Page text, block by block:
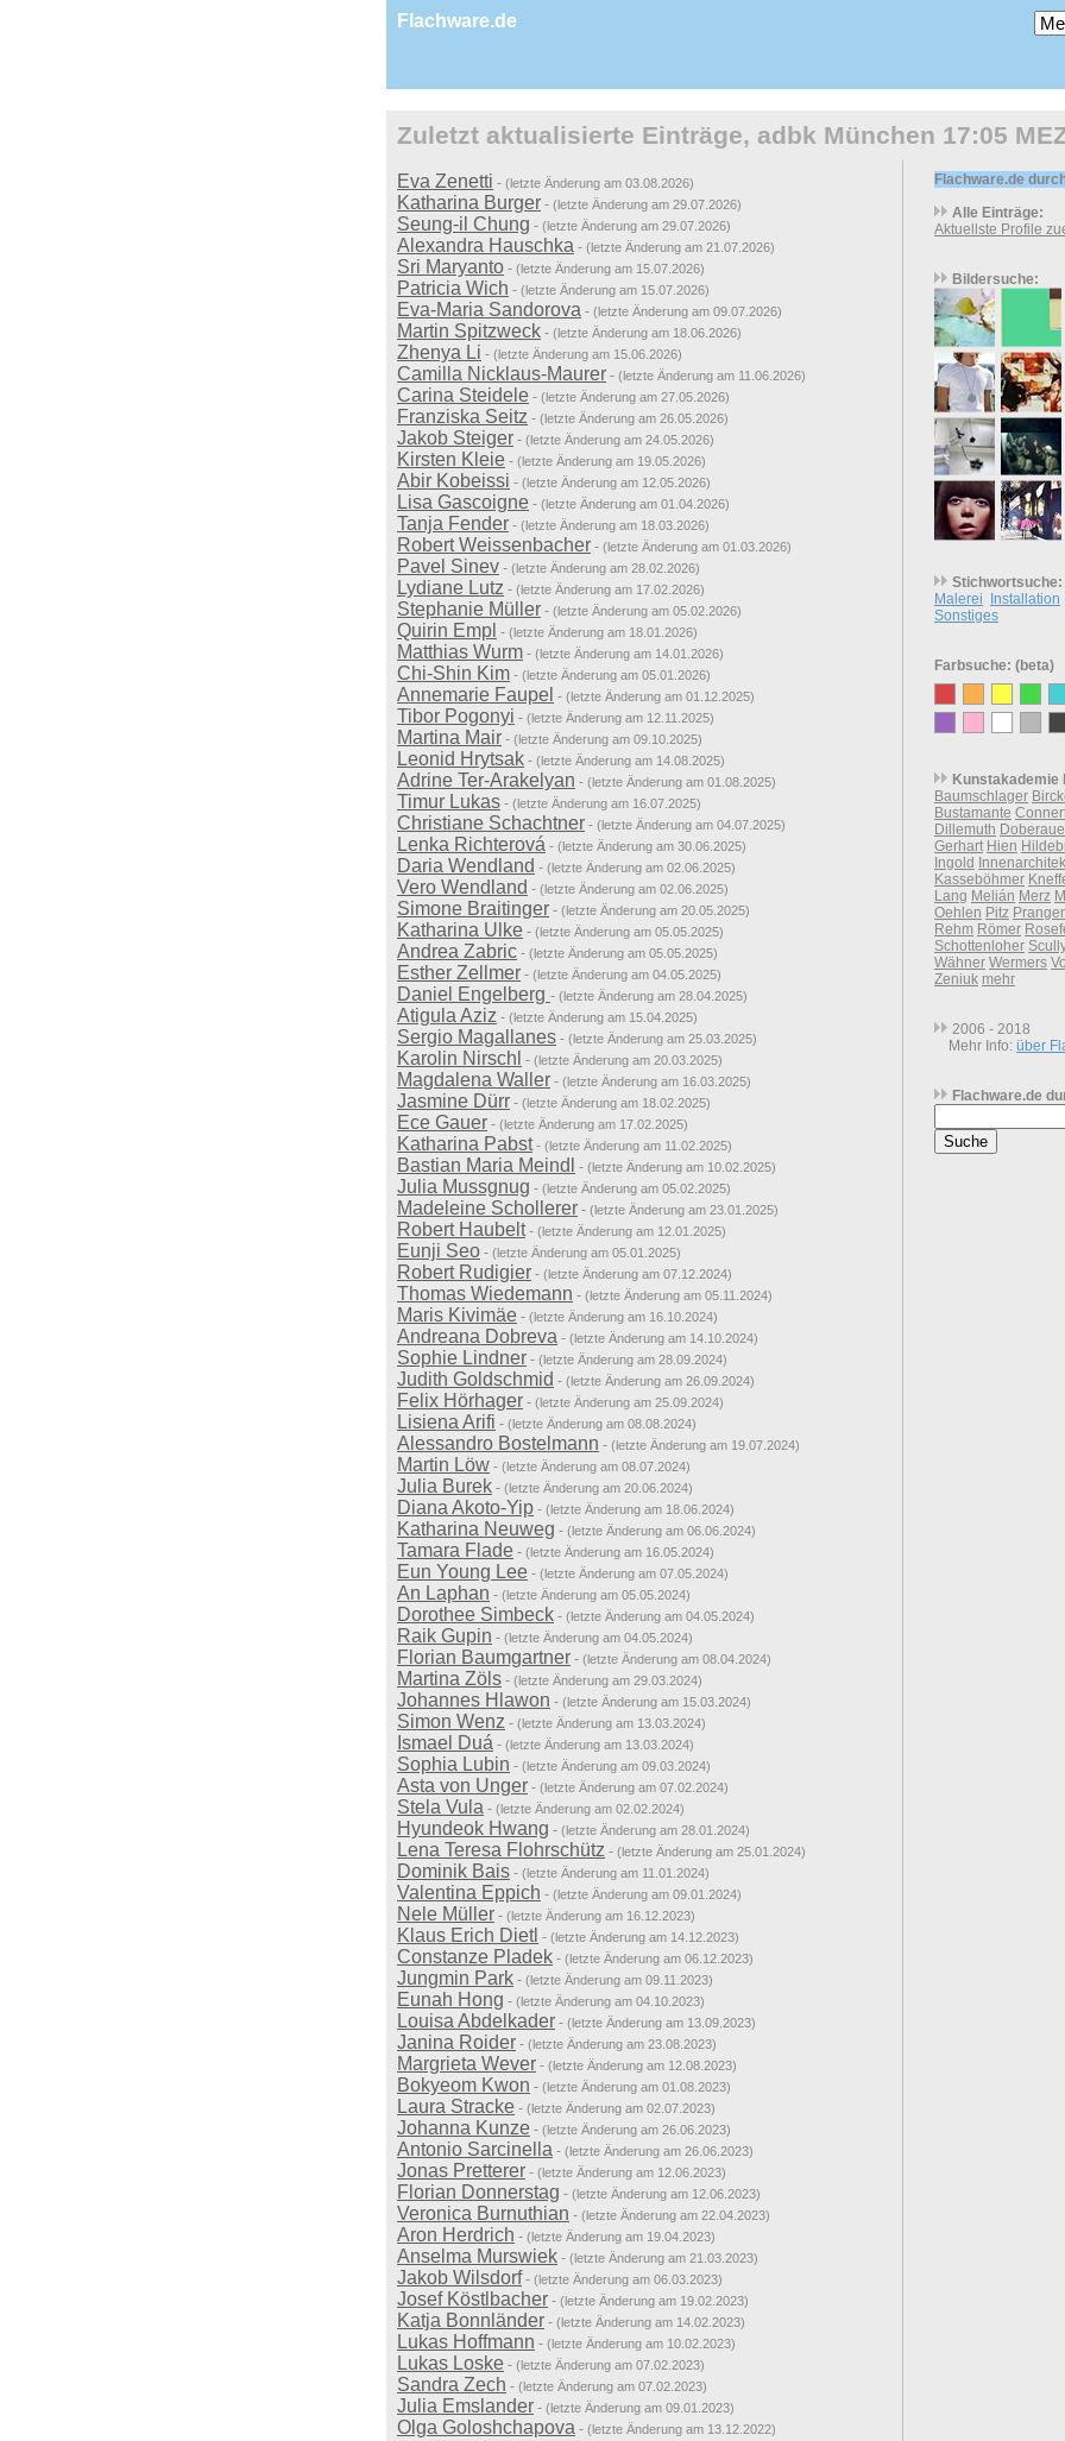
Flachware.de
Zuletzt aktualisierte Einträge, adbk München 17:05
Eva Zenetti - (letzte Änderung am 03.08.2026)
Katharina Burger - (letzte Änderung am 29.07.2026)
Seung-il Chung - (letzte Änderung am 29.07.2026)
Alexandra Hauschka - (letzte Änderung am 21.07.2026)
Sri Maryanto - (letzte Änderung am 15.07.2026)
Patricia Wich - (letzte Änderung am 15.07.2026)
Eva-Maria Sandorova - (letzte Änderung am 09.07.2026)
Martin Spitzweck - (letzte Änderung am 18.06.2026)
Zhenya Li - (letzte Änderung am 15.06.2026)
Camilla Nicklaus-Maurer - (letzte Änderung am 11.06.2026)
Carina Steidele - (letzte Änderung am 27.05.2026)
Franziska Seitz - (letzte Änderung am 26.05.2026)
Jakob Steiger - (letzte Änderung am 24.05.2026)
Kirsten Kleie - (letzte Änderung am 19.05.2026)
Abir Kobeissi - (letzte Änderung am 12.05.2026)
Lisa Gascoigne - (letzte Änderung am 01.04.2026)
Tanja Fender - (letzte Änderung am 18.03.2026)
Robert Weissenbacher - (letzte Änderung am 01.03.2026)
Pavel Sinev - (letzte Änderung am 28.02.2026)
Lydiane Lutz - (letzte Änderung am 17.02.2026)
Stephanie Müller - (letzte Änderung am 05.02.2026)
Quirin Empl - (letzte Änderung am 18.01.2026)
Matthias Wurm - (letzte Änderung am 14.01.2026)
Chi-Shin Kim - (letzte Änderung am 05.01.2026)
Annemarie Faupel - (letzte Änderung am 01.12.2025)
Tibor Pogonyi - (letzte Änderung am 12.11.2025)
Martina Mair - (letzte Änderung am 09.10.2025)
Leonid Hrytsak - (letzte Änderung am 14.08.2025)
Adrine Ter-Arakelyan - (letzte Änderung am 01.08.2025)
Timur Lukas - (letzte Änderung am 16.07.2025)
Christiane Schachtner - (letzte Änderung am 04.07.2025)
Lenka Richterová - (letzte Änderung am 30.06.2025)
Daria Wendland - (letzte Änderung am 02.06.2025)
Vero Wendland - (letzte Änderung am 02.06.2025)
Simone Braitinger - (letzte Änderung am 20.05.2025)
Katharina Ulke - (letzte Änderung am 05.05.2025)
Andrea Zabric - (letzte Änderung am 05.05.2025)
Esther Zellmer - (letzte Änderung am 04.05.2025)
Daniel Engelberg - (letzte Änderung am 28.04.2025)
Atigula Aziz - (letzte Änderung am 15.04.2025)
Sergio Magallanes - (letzte Änderung am 25.03.2025)
Karolin Nirschl - (letzte Änderung am 20.03.2025)
Magdalena Waller - (letzte Änderung am 16.03.2025)
Jasmine Dürr - (letzte Änderung am 18.02.2025)
Ece Gauer - (letzte Änderung am 17.02.2025)
Katharina Pabst- (letzte Änderung am 11.02.2025)
Bastian Maria Meindl - (letzte Änderung am 10.02.2025)
Julia Mussgnug - (letzte Änderung am 05.02.2025)
Madeleine Schollerer - (letzte Änderung am 23.01.2025)
Robert Haubelt- (letzte Änderung am 12.01.2025)
Eunji Seo - (letzte Änderung am 05.01.2025)
Robert Rudigier - (letzte Änderung am 07.12.2024)
Thomas Wiedemann - (letzte Änderung am 05.11.2024)
Maris Kivimäe - (letzte Änderung am 16.10.2024)
Andreana Dobreva - (letzte Änderung am 14.10.2024)
Sophie Lindner - (letzte Änderung am 28.09.2024)
Judith Goldschmid - (letzte Änderung am 26.09.2024)
Felix Hörhager - (letzte Änderung am 25.09.2024)
Lisiena Arifi - (letzte Änderung am 08.08.2024)
Alessandro Bostelmann - (letzte Änderung am 19.07.2024)
Martin Löw - (letzte Änderung am 08.07.2024)
Julia Burek - (letzte Änderung am 20.06.2024)
Diana Akoto-Yip - (letzte Änderung am 18.06.2024)
Katharina Neuweg - (letzte Änderung am 06.06.2024)
Tamara Flade - (letzte Änderung am 16.05.2024)
Eun Young Lee - (letzte Änderung am 07.05.2024)
An Laphan - (letzte Änderung am 05.05.2024)
Dorothee Simbeck - (letzte Änderung am 04.05.2024)
Raik Gupin - (letzte Änderung am 04.05.2024)
Florian Baumgartner - (letzte Änderung am 08.04.2024)
Martina Zöls - (letzte Änderung am 29.03.2024)
Johannes Hlawon - (letzte Änderung am 15.03.2024)
Simon Wenz - (letzte Änderung am 13.03.2024)
Ismael Duá - (letzte Änderung am 13.03.2024)
Sophia Lubin - (letzte Änderung am 09.03.2024)
Asta von Unger - (letzte Änderung am 07.02.2024)
Stela Vula - (letzte Änderung am 02.02.2024)
Hyundeok Hwang - (letzte Änderung am 28.01.2024)
Lena Teresa Flohrschütz - (letzte Änderung am 25.01.2024)
Dominik Bais - (letzte Änderung am 11.01.2024)
Valentina Eppich - (letzte Änderung am 09.01.2024)
Nele Müller - (letzte Änderung am 16.12.2023)
Klaus Erich Dietl - (letzte Änderung am 14.12.2023)
Constanze Pladek - (letzte Änderung am 06.12.2023)
Jungmin Park - (letzte Änderung am 09.11.2023)
Eunah Hong - (letzte Änderung am 04.10.2023)
Louisa Abdelkader - (letzte Änderung am 13.09.2023)
Janina Roider - (letzte Änderung am 23.08.2023)
Margrieta Wever - (letzte Änderung am 12.08.2023)
Bokyeom Kwon - (letzte Änderung am 01.08.2023)
Laura Stracke - (letzte Änderung am 02.07.2023)
Johanna Kunze - (letzte Änderung am 26.06.2023)
Antonio Sarcinella - (letzte Änderung am 26.06.2023)
Jonas Pretterer - (letzte Änderung am 12.06.2023)
Florian Donnerstag - (letzte Änderung am 12.06.2023)
Veronica Burnuthian - (letzte Änderung am 22.04.2023)
Aron Herdrich - (letzte Änderung am 19.04.2023)
Anselma Murswiek - (letzte Änderung am 21.03.2023)
Jakob Wilsdorf- (letzte Änderung am 06.03.2023)
Josef Köstlbacher - (letzte Änderung am 19.02.2023)
Katja Bonnländer - (letzte Änderung am 14.02.2023)
Lukas Hoffmann - (letzte Änderung am 10.02.2023)
Lukas Loske - (letzte Änderung am 07.02.2023)
Sandra Zech - (letzte Änderung am 07.02.2023)
Julia Emslander - (letzte Änderung am 09.01.2023)
Olga Goloshchapova - (letzte Änderung am 13.12.2022)
Flachware.de
Alle Einträge:
Aktuellste Profile
Bildersuche:
Stichwortsuche:
Malerei
Installation
Sonstiges
Farbsuche: (beta)
Kunstakademie
Baumschlager
Bustamante
Dillemuth
Gerhart Hien
Ingold
Kasseböhmer
Lang Melián Merz
Oehlen Pitz
Rehm Römer
Schottenloher
Wähner Wermers
Zeniuk mehr
2006 - 2018
Mehr Info: über
Flachware.de